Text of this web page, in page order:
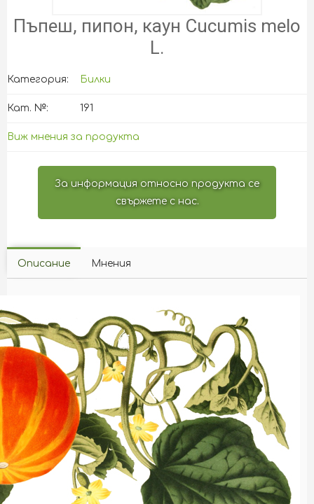
Пъпеш, пипон, каун Cucumis melo
L.
Категория: Билки
Кат. №: 191
Виж мнения за продукта
За информация относно продукта се
свържете с нас.
Описание Мнения